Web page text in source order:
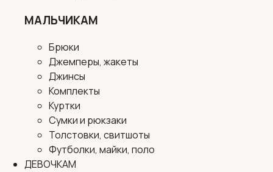
МАЛЬЧИКАМ
Брюки
Джемперы, жакеты
Джинсы
Комплекты
Куртки
Сумки и рюкзаки
Толстовки, свитшоты
Футболки, майки, поло
ДЕВОЧКАМ